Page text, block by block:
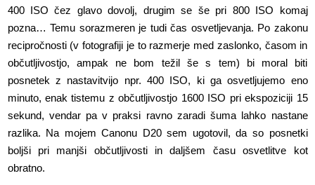
400 ISO čez glavo dovolj, drugim se še pri 800 ISO komaj
pozna… Temu sorazmeren je tudi čas osvetljevanja. Po zakonu
recipročnosti (v fotografiji je to razmerje med zaslonko, časom in
občutljivostjo, ampak ne bom težil še s tem) bi moral biti
posnetek z nastavitvijo npr. 400 ISO, ki ga osvetljujemo eno
minuto, enak tistemu z občutljivostjo 1600 ISO pri ekspoziciji 15
sekund, vendar pa v praksi ravno zaradi šuma lahko nastane
razlika. Na mojem Canonu D20 sem ugotovil, da so posnetki
boljši pri manjši občutljivosti in daljšem času osvetlitve kot
obratno.